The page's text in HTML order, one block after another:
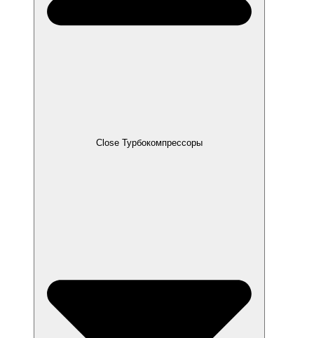
Close Турбокомпрессоры